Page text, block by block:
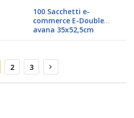
100 Sacchetti e-
commerce E-Double
avana 35x52,5cm
Pagina
Pagina
2 Pagina
3 Pagina
Successivo